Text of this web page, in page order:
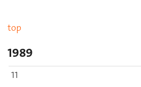
top
1989
11